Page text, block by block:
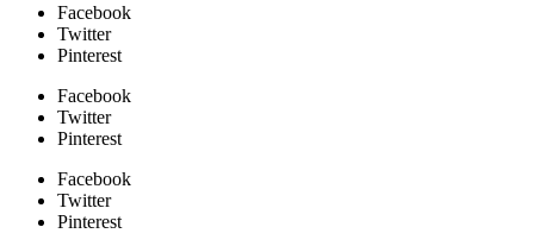
Facebook
Twitter
Pinterest
Facebook
Twitter
Pinterest
Facebook
Twitter
Pinterest